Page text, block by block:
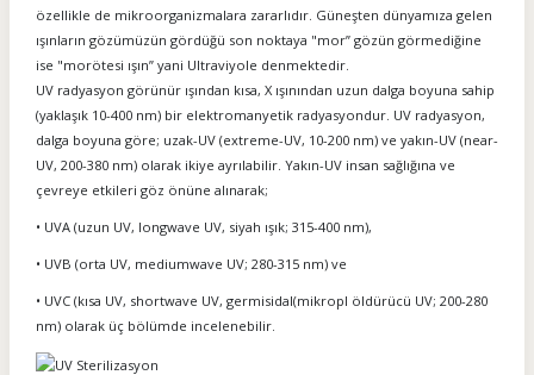
özellikle de mikroorganizmalara zararlıdır. Güneşten dünyamıza gelen
ışınların gözümüzün gördüğü son noktaya "mor” gözün görmediğine
ise "morötesi ışın” yani Ultraviyole denmektedir.
UV radyasyon görünür ışından kısa, X ışınından uzun dalga boyuna sahip
(yaklaşık 10-400 nm) bir elektromanyetik radyasyondur. UV radyasyon,
dalga boyuna göre; uzak-UV (extreme-UV, 10-200 nm) ve yakın-UV (near-
UV, 200-380 nm) olarak ikiye ayrılabilir. Yakın-UV insan sağlığına ve
çevreye etkileri göz önüne alınarak;
• UVA (uzun UV, longwave UV, siyah ışık; 315-400 nm),
• UVB (orta UV, mediumwave UV; 280-315 nm) ve
• UVC (kısa UV, shortwave UV, germisidal(mikropl öldürücü UV; 200-280
nm) olarak üç bölümde incelenebilir.